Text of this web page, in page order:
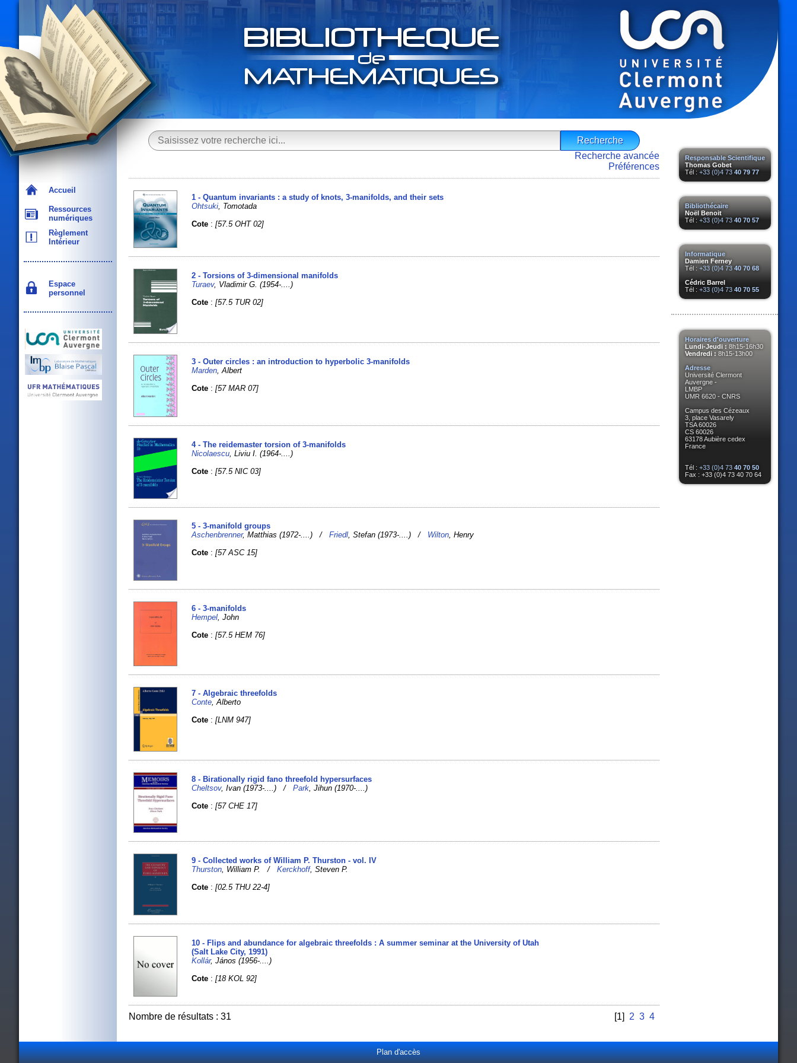
Accueil
Ressources
numériques
Règlement
Intérieur
Espace
personnel
Responsable Scientifique
Thomas Gobet
Tél : +33 (0)4 73 40 79 77
Bibliothécaire
Noël Benoit
Tél : +33 (0)4 73 40 70 57
Informatique
Damien Ferney
Tél : +33 (0)4 73 40 70 68
Cédric Barrel
Tél : +33 (0)4 73 40 70 55
Horaires d'ouverture
Lundi-Jeudi : 8h15-16h30
Vendredi : 8h15-13h00
Adresse
Université Clermont
Auvergne -
LMBP
UMR 6620 - CNRS
Campus des Cézeaux
3, place Vasarely
TSA 60026
CS 60026
63178 Aubière cedex
France
Tél : +33 (0)4 73 40 70 50
Fax : +33 (0)4 73 40 70 64
Recherche avancée
Préférences
1 - Quantum invariants : a study of knots, 3-manifolds, and their sets
Ohtsuki , Tomotada
Cote :[57.5 OHT 02]
2 - Torsions of 3-dimensional manifolds
Turaev, Vladimir G. (1954-....)
Cote :[57.5 TUR 02]
3 - Outer circles : an introduction to hyperbolic 3-manifolds
Marden , Albert
Cote :[57 MAR 07]
4 - The reidemaster torsion of 3-manifolds
Nicolaescu , Liviu I. (1964-....)
Cote :[57.5 NIC 03]
5 - 3-manifold groups
Aschenbrenner, Matthias (1972-....) /Friedl, Stefan (1973-....) / Wilton, Henry
Cote :[57 ASC 15]
6 - 3-manifolds
Hempel, John
Cote :[57.5 HEM 76]
7 - Algebraic threefolds
Conte, Alberto
Cote :[LNM 947]
8 - Birationally rigid fano threefold hypersurfaces
Cheltsov, Ivan (1973-....) /Park , Jihun (1970-....)
Cote :[57 CHE 17]
9 - Collected works of William P. Thurston - vol. IV
Thurston, William P. /Kerckhoff, Steven P.
Cote :[02.5 THU 22-4]
10 - Flips and abundance for algebraic threefolds : A summer seminar at the University of Utah
(Salt Lake City, 1991)
Kollár, János (1956-....)
Cote :[18 KOL 92]
Nombre de résultats : 31 [1] 2 3 4
Plan d'accès